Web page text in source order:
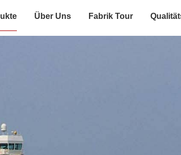
Über Uns Fabrik Tour